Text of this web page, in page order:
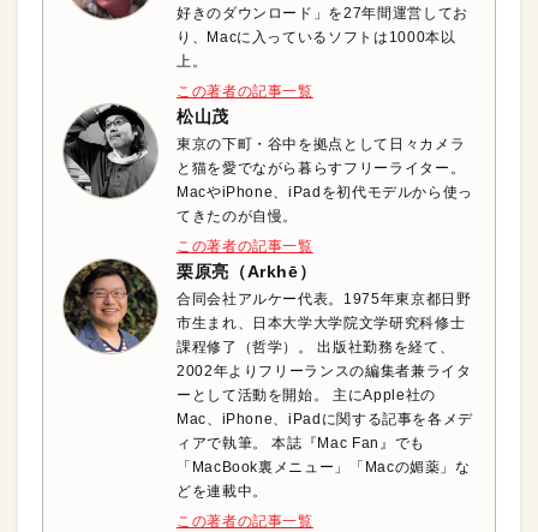
好きのダウンロード」を27年間運営してお
り、Macに入っているソフトは1000本以
上。
この著者の記事一覧
松山茂
東京の下町・谷中を拠点として日々カメラ
と猫を愛でながら暮らすフリーライター。
MacやiPhone、iPadを初代モデルから使っ
てきたのが自慢。
この著者の記事一覧
栗原亮（Arkhē）
合同会社アルケー代表。1975年東京都日野
市生まれ、日本大学大学院文学研究科修士
課程修了（哲学）。 出版社勤務を経て、
2002年よりフリーランスの編集者兼ライタ
ーとして活動を開始。 主にApple社の
Mac、iPhone、iPadに関する記事を各メデ
ィアで執筆。 本誌『Mac Fan』でも
「MacBook裏メニュー」「Macの媚薬」な
どを連載中。
この著者の記事一覧